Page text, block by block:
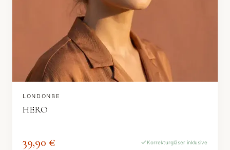
LONDONBE
HERO
39,90 € Korrekturgläser inklusive